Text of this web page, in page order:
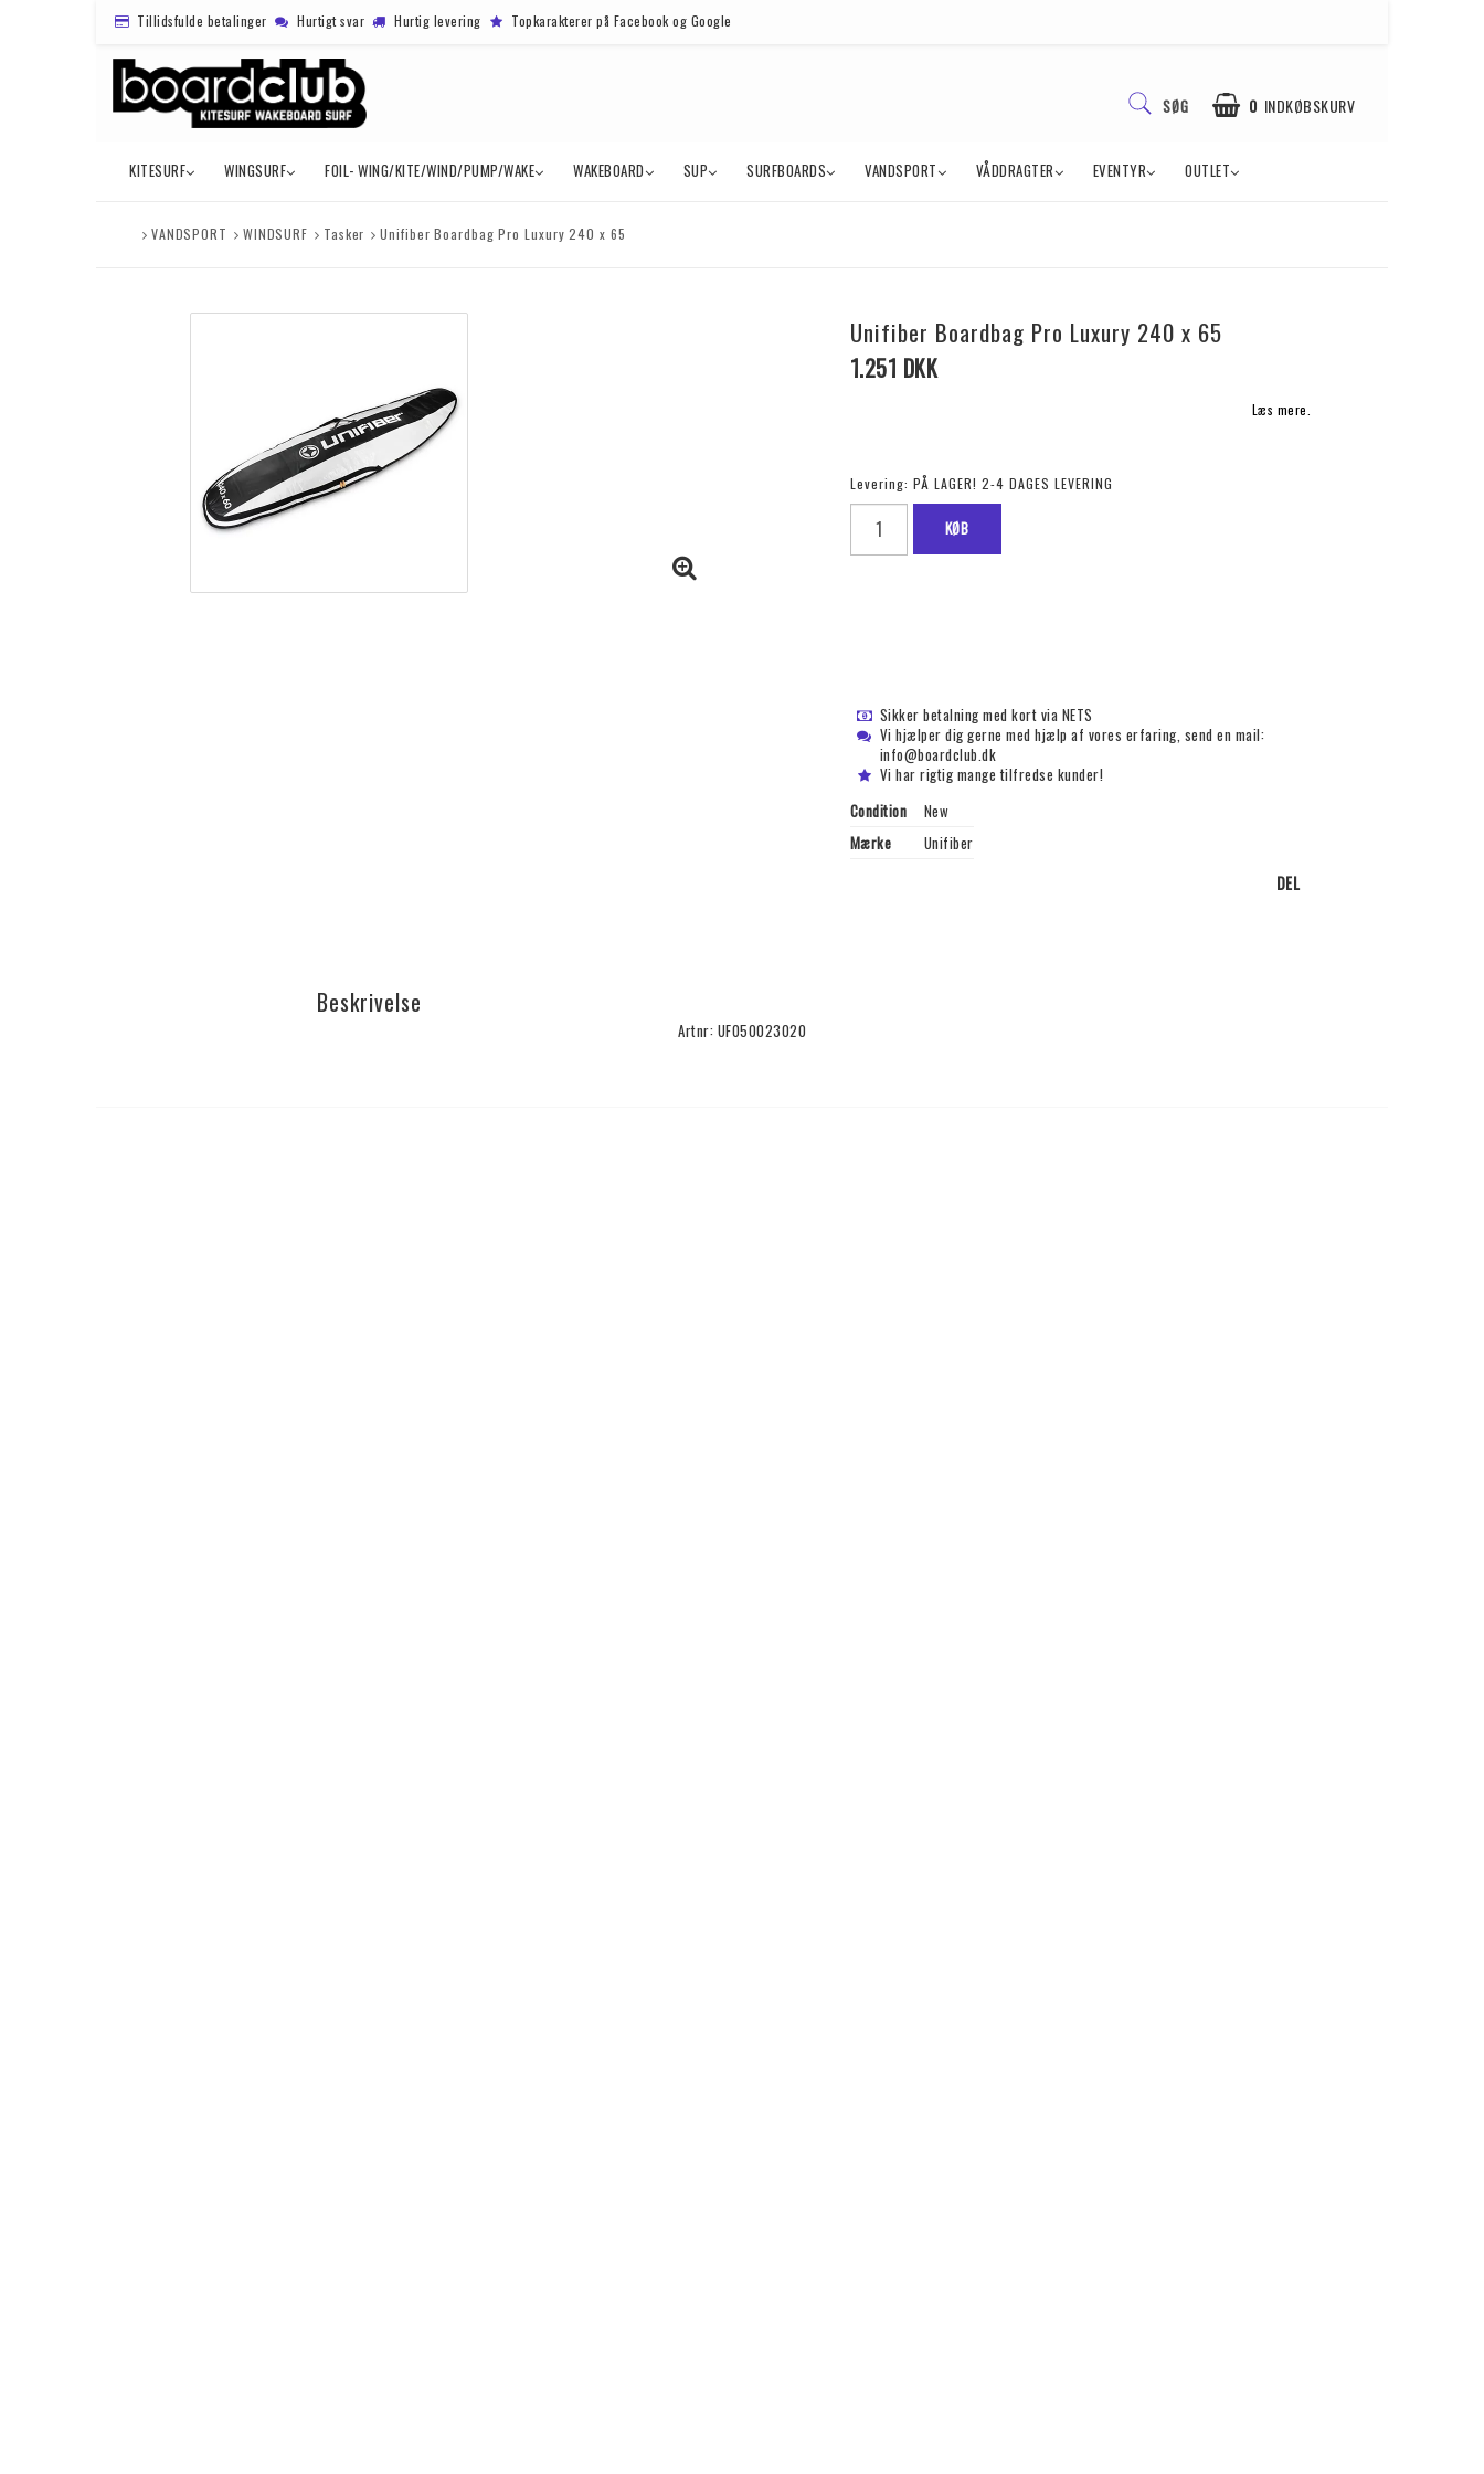
Tillidsfulde betalinger Hurtigt svar Hurtig levering Topkarakterer på Facebook og Google
0 INDKØBSKURV
SØG
KITESURF WINGSURF FOIL- WING/KITE/WIND/PUMP/WAKE WAKEBOARD SUP SURFBOARDS VANDSPORT VÅDDRAGTER EVENTYR OUTLET
VANDSPORT WINDSURF Tasker Unifiber Boardbag Pro Luxury 240 x 65
Unifiber Boardbag Pro Luxury 240 x 65
1.251 DKK
Læs mere.
Levering: PÅ LAGER! 2-4 DAGES LEVERING
KØB
Sikker betalning med kort via NETS
Vi hjælper dig gerne med hjælp af vores erfaring, send en mail:
info@boardclub.dk
Vi har rigtig mange tilfredse kunder!
Condition
New
Mærke
Unifiber
DEL
Beskrivelse
Artnr: UF050023020